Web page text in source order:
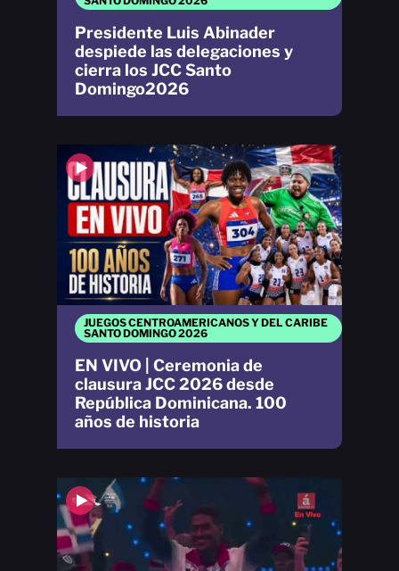
Presidente Luis Abinader
despiede las delegaciones y
cierra los JCC Santo
Domingo2026
JUEGOS CENTROAMERICANOS Y DEL CARIBE
SANTO DOMINGO 2026
EN VIVO | Ceremonia de
clausura JCC 2026 desde
República Dominicana. 100
años de historia